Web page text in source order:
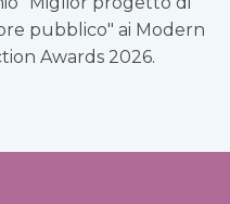
pubblico" ai Modern
Awards 2026.